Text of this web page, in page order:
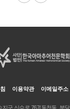
이용약관 이메일주
지구 신수로 767(동천동, 분